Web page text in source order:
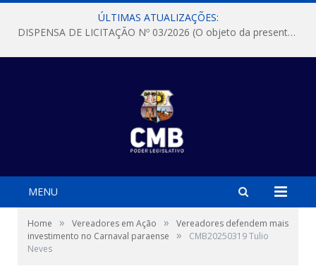
ÚLTIMAS ATUALIZAÇÕES:
DISPENSA DE LICITAÇÃO Nº 03/2026 (O objeto da presente dispensa é a escolha da proposta mais vantajosa para a aquisição, de aparelhos de ar condicionado, tipo Split, com material de instalação e fogão industrial, conforme condições, quantidades e exigências estabelecidas no termo de referencia e neste aviso de contratação direta e seus anexos)
MENU
Home » Vereadores em Ação »
Vereadores defendem mais
investimento no Carnaval paraense
»
CMB20250319 Tulio
Neves